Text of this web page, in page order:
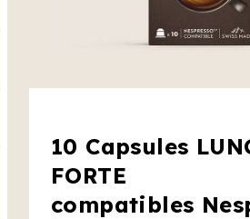
10 Capsules
FORTE
compatibles